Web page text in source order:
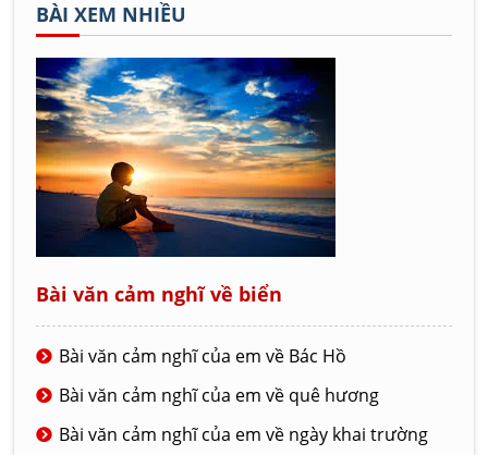
BÀI XEM NHIỀU
Bài văn cảm nghĩ về biển
Bài văn cảm nghĩ của em về Bác Hồ
Bài văn cảm nghĩ của em về quê hương
Bài văn cảm nghĩ của em về ngày khai trường